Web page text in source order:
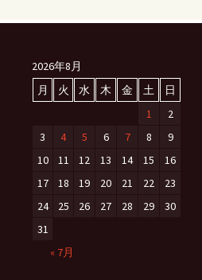
2026年8月
月
火 水 木 金 土
日
1
2
3
4 5 6 7 8
9
10
11 12 13 14 15
16
17
18 19 20 21 22
23
24
25 26 27 28 29
30
31
« 7月